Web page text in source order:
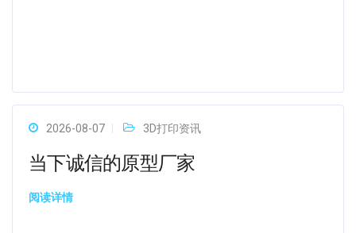
2026-08-07 3D打印资讯
当下诚信的原型厂家
阅读详情